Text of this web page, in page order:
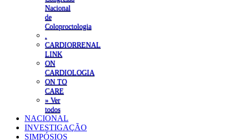
Nacional
de
Coloproctologia
CARDIORRENAL
LINK
ON
CARDIOLOGIA
ON TO
CARE
» Ver
todos
NACIONAL
INVESTIGAÇÃO
SIMPÓSIOS